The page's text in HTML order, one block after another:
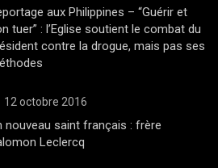
aux Philippines – “Guérir et
tuer” : l’Eglise soutient le combat du
contre la drogue, mais pas ses
12 octobre 2016
nouveau saint français : frère
Leclercq